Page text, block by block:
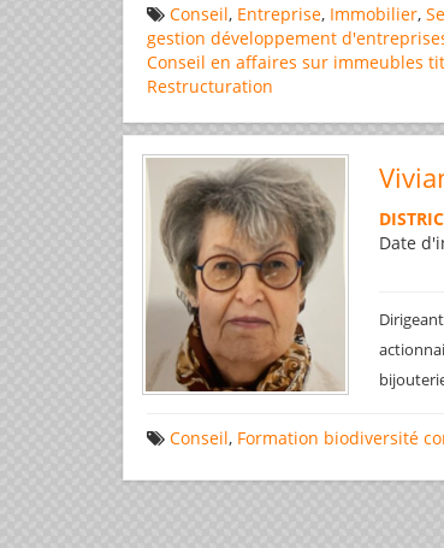
Conseil, Entreprise, Immobilier,
gestion développement
Conseil en affaires sur immeubles
Restructuration
Date
Conseil, Formation biodiversité